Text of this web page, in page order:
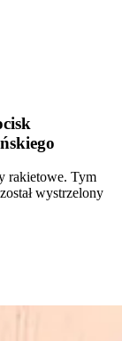
rakietowe. Tym
wystrzelony